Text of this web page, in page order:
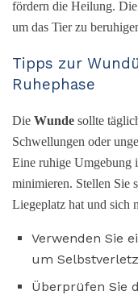
fördern die Heilung. Die
um das Tier zu
Tipps zur
Ruhephase
Die Wunde sollte
Schwellungen oder
Eine ruhige Umgebung
minimieren. Stellen Sie
Liegeplatz hat und sich
Verwenden Sie
um
Überprüfen Sie